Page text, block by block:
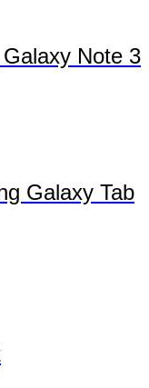
Note 3
Galaxy Tab